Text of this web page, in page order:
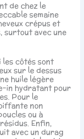
de chez le
semaine
crépus et
surtout avec une
les côtés sont
sur le dessus
huile légère
in hydratant pour
Pour le
non
ou à
Enfin,
avec un durag